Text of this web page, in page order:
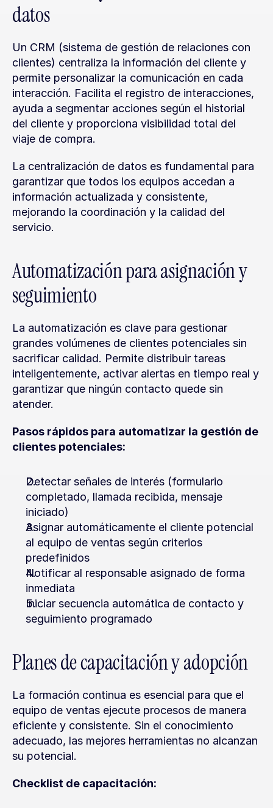
datos
Un CRM (sistema de gestión de relaciones con
clientes) centraliza la información del cliente y
permite personalizar la comunicación en cada
interacción. Facilita el registro de interacciones,
ayuda a segmentar acciones según el historial
del cliente y proporciona visibilidad total del
viaje de compra.
La centralización de datos es fundamental para
garantizar que todos los equipos accedan a
información actualizada y consistente,
mejorando la coordinación y la calidad del
servicio.
Automatización para asignación y
seguimiento
La automatización es clave para gestionar
grandes volúmenes de clientes potenciales sin
sacrificar calidad. Permite distribuir tareas
inteligentemente, activar alertas en tiempo real y
garantizar que ningún contacto quede sin
atender.
Pasos rápidos para automatizar la gestión de
clientes potenciales:
Detectar señales de interés (formulario
completado, llamada recibida, mensaje
iniciado)
Asignar automáticamente el cliente potencial
al equipo de ventas según criterios
predefinidos
Notificar al responsable asignado de forma
inmediata
Iniciar secuencia automática de contacto y
seguimiento programado
Planes de capacitación y adopción
La formación continua es esencial para que el
equipo de ventas ejecute procesos de manera
eficiente y consistente. Sin el conocimiento
adecuado, las mejores herramientas no alcanzan
su potencial.
Checklist de capacitación: